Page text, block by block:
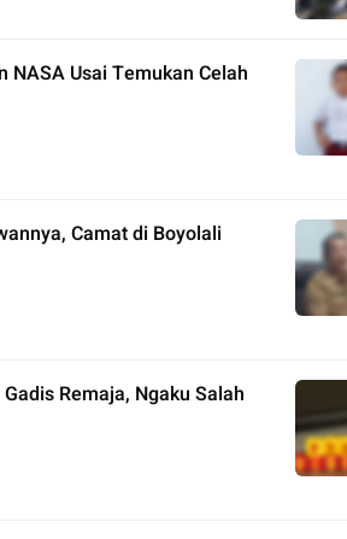
NASA Usai Temukan Celah
Camat di Boyolali
Remaja, Ngaku Salah